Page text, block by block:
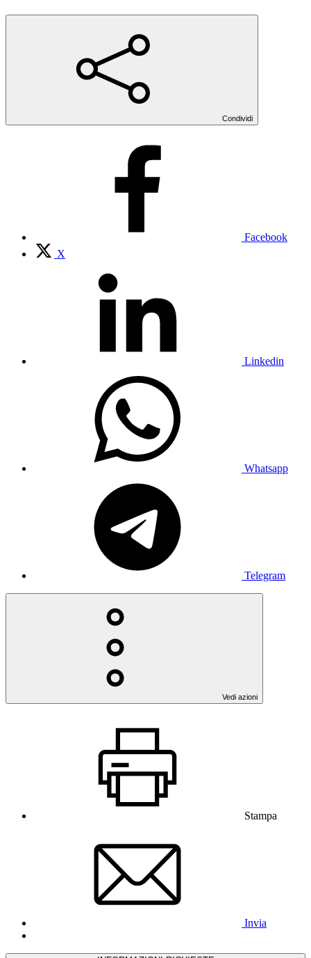
Condividi
Facebook
X
Linkedin
Whatsapp
Telegram
Vedi azioni
Stampa
Invia